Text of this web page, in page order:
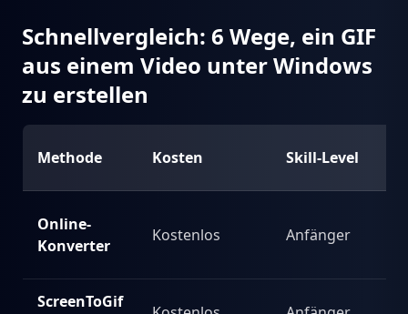
Schnellvergleich: 6 Wege, ein GIF
aus einem Video unter Windows
zu erstellen
Methode Kosten Skill-Level
Online-
Konverter
Kostenlos Anfänger
ScreenToGif